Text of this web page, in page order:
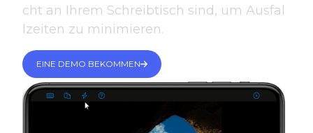
cht an Ihrem Schreibtisch sind, um Ausfal
lzeiten zu minimieren.
EINE DEMO BEKOMMEN